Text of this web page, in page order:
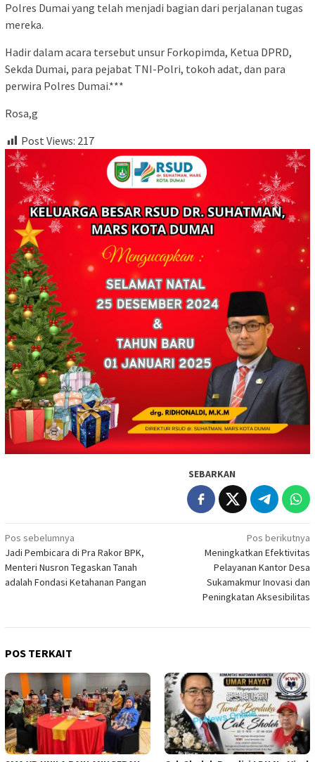
Polres Dumai yang telah menjadi bagian dari perjalanan tugas
mereka.
Hadir dalam acara tersebut unsur Forkopimda, Ketua DPRD,
Sekda Dumai, para pejabat TNI-Polri, tokoh adat, dan para
perwira Polres Dumai.***
Rosa,g
Post Views: 217
SEBARKAN
Navigasi
pos
Pos sebelumnya
Jadi Pembicara di Pra Rakor BPK,
Menteri Nusron Tegaskan Tanah
adalah Fondasi Ketahanan Pangan
Pos berikutnya
Meningkatkan Efektivitas
Pelayanan Kantor Desa
Sukamakmur Inovasi dan
Peningkatan Aksesibilitas
POS TERKAIT